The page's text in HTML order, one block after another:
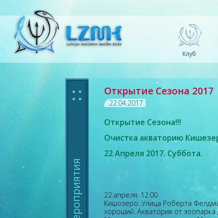
Клуб
: :
Мероприятия
Открытие Сезона 2017
22.04.2017
Открытие Сезона!!!
Очистка акваторию
22 Апреля 2017. Суббота.
22.апреля. 12:00
Кишозеро. Улица Роберта
хороший. Акватория от